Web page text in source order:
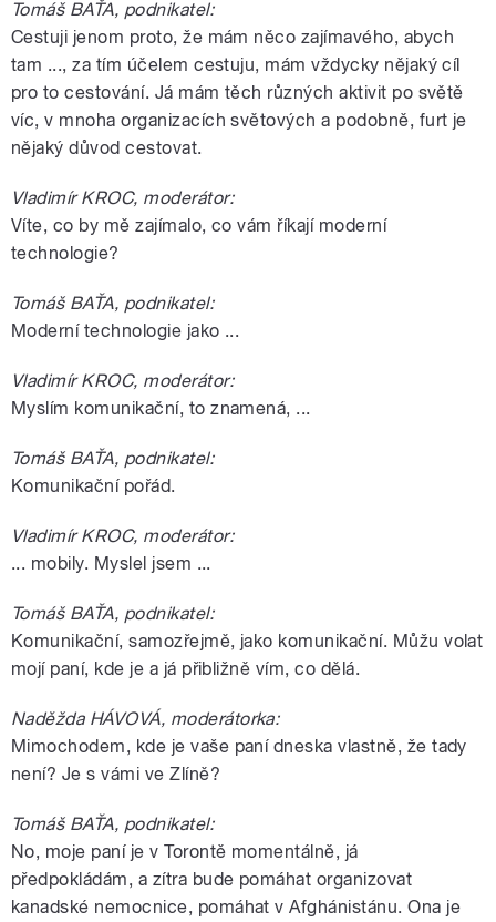
Tomáš BAŤA, podnikatel:
Cestuji jenom proto, že mám něco zajímavého, abych
tam ..., za tím účelem cestuju, mám vždycky nějaký cíl
pro to cestování. Já mám těch různých aktivit po světě
víc, v mnoha organizacích světových a podobně, furt je
nějaký důvod cestovat.
Vladimír KROC, moderátor:
Víte, co by mě zajímalo, co vám říkají moderní
technologie?
Tomáš BAŤA, podnikatel:
Moderní technologie jako ...
Vladimír KROC, moderátor:
Myslím komunikační, to znamená, ...
Tomáš BAŤA, podnikatel:
Komunikační pořád.
Vladimír KROC, moderátor:
... mobily. Myslel jsem ...
Tomáš BAŤA, podnikatel:
Komunikační, samozřejmě, jako komunikační. Můžu volat
mojí paní, kde je a já přibližně vím, co dělá.
Naděžda HÁVOVÁ, moderátorka:
Mimochodem, kde je vaše paní dneska vlastně, že tady
není? Je s vámi ve Zlíně?
Tomáš BAŤA, podnikatel:
No, moje paní je v Torontě momentálně, já
předpokládám, a zítra bude pomáhat organizovat
kanadské nemocnice, pomáhat v Afghánistánu. Ona je